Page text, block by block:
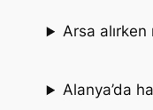
Arsa
Alanya’da